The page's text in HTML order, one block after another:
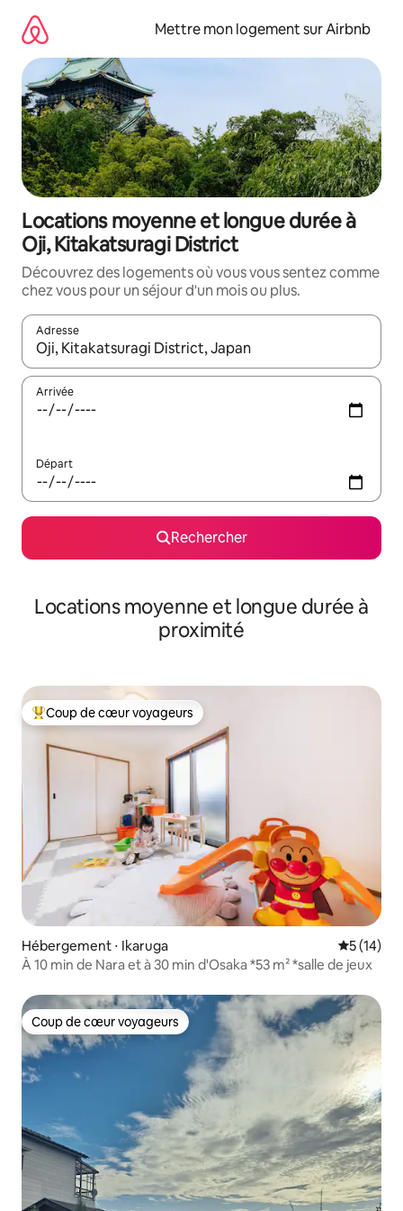
directement
contenu
Mettre mon logement sur Airbnb
Locations moyenne et longue durée à
Oji, Kitakatsuragi District
Découvrez des logements où vous vous sentez comme
chez vous pour un séjour d'un mois ou plus.
Adresse
Lorsque les résultats s'affichent, utilisez les flèches vers le
Arrivée
Départ
Rechercher
Locations moyenne et longue durée à
proximité
Coups de cœur voyageurs les plus appréciés
Coup de cœur voyageurs
Hébergement ⋅ Ikaruga
5 (14)
À 10 min de Nara et à 30 min d'Osaka *53 m² *salle de jeux
Coup de cœur voyageurs
Coup de cœur voyageurs